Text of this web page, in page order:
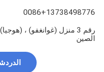
إصلاح رئيس اسطوانة
العمود المرفقي بكرة
أسطوانة رأس حشية
0086+13738498776
رقم 3 منزل (غوانغفو) ،
الصين